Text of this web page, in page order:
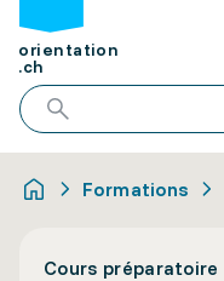
orientation
.ch
Formations
Cours préparatoire